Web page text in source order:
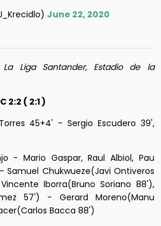
June 22, 2020
La Liga Santander, Estadio de la
2:2 ( 2:1 )
45+4' - Sergio Escudero 39',
- Mario Gaspar, Raul Albiol, Pau
Samuel Chukwueze(Javi Ontiveros
Iborra(Bruno Soriano 88'),
57') - Gerard Moreno(Manu
Bacca 88')